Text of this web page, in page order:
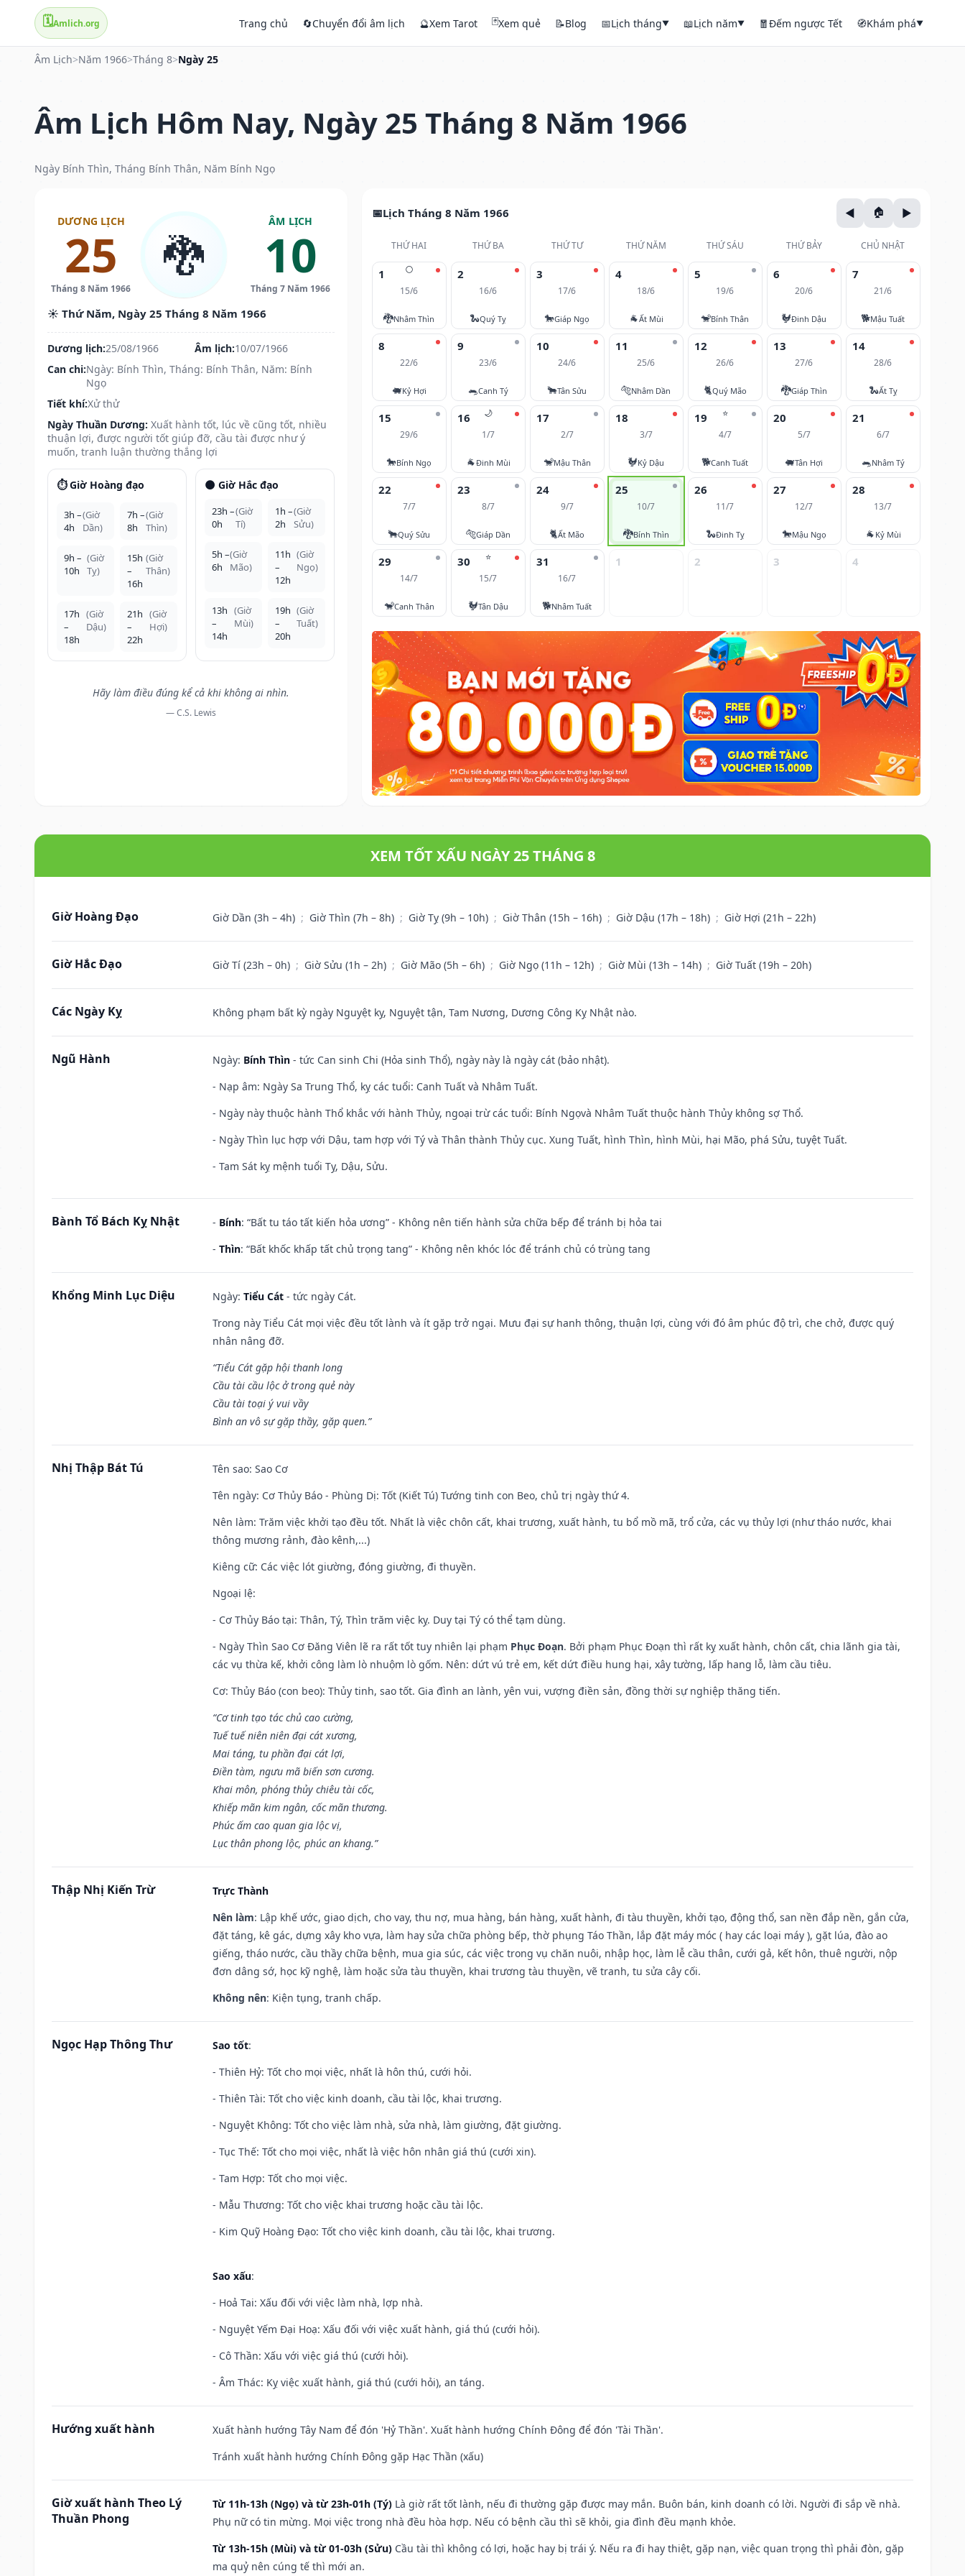
🗓️Amlich.org Trang chủ 🔄Chuyển đổi âm lịch 🔮Xem Tarot 🃏Xem quẻ 📝Blog 📅Lịch tháng▼ 📖Lịch năm▼ 🧧Đếm ngược Tết 🧭Khám phá▼
Âm Lịch>Năm 1966>Tháng 8>Ngày 25
Âm Lịch Hôm Nay, Ngày 25 Tháng 8 Năm 1966
Ngày Bính Thìn, Tháng Bính Thân, Năm Bính Ngọ
DƯƠNG LỊCH
25
Tháng 8 Năm 1966
🐉
ÂM LỊCH
10
Tháng 7 Năm 1966
☀️ Thứ Năm, Ngày 25 Tháng 8 Năm 1966
Dương lịch:25/08/1966 Âm lịch:10/07/1966
Can chi:Ngày: Bính Thìn, Tháng: Bính Thân, Năm: Bính
Ngọ
Tiết khí:Xử thử
Ngày Thuần Dương: Xuất hành tốt, lúc về cũng tốt, nhiều
thuận lợi, được người tốt giúp đỡ, cầu tài được như ý
muốn, tranh luận thường thắng lợi
⏱️ Giờ Hoàng đạo
3h –
4h
(Giờ
Dần)
7h –
8h
(Giờ
Thìn)
9h –
10h
(Giờ
Tỵ)
15h
–
16h
(Giờ
Thân)
17h
–
18h
(Giờ
Dậu)
21h
–
22h
(Giờ
Hợi)
🌑 Giờ Hắc đạo
23h –
0h
(Giờ
Tí)
1h –
2h
(Giờ
Sửu)
5h –
6h
(Giờ
Mão)
11h
–
12h
(Giờ
Ngọ)
13h
–
14h
(Giờ
Mùi)
19h
–
20h
(Giờ
Tuất)
Hãy làm điều đúng kể cả khi không ai nhìn.
— C.S. Lewis
Lịch Tháng 8 Năm 1966
THỨ HAI THỨ BA THỨ TƯ THỨ NĂM THỨ SÁU THỨ BẢY
CHỦ NHẬT
🌕
1
15/6
🐉Nhâm Thìn
2
16/6
🐍Quý Tỵ
3
17/6
🐎Giáp Ngọ
4
18/6
🐐Ất Mùi
5
19/6
🐒Bính Thân
6
20/6
🐓Đinh Dậu
7
21/6
🐕Mậu Tuất
8
22/6
🐖Kỷ Hợi
9
23/6
🐀Canh Tý
10
24/6
🐂Tân Sửu
11
25/6
🐅Nhâm Dần
12
26/6
🐈Quý Mão
13
27/6
🐉Giáp Thìn
14
28/6
🐍Ất Tỵ
15
29/6
🐎Bính Ngọ
🌙
16
1/7
🐐Đinh Mùi
17
2/7
🐒Mậu Thân
18
3/7
🐓Kỷ Dậu
⭐
19
4/7
🐕Canh Tuất
20
5/7
🐖Tân Hợi
21
6/7
🐀Nhâm Tý
22
7/7
🐂Quý Sửu
23
8/7
🐅Giáp Dần
24
9/7
🐈Ất Mão
25
10/7
🐉Bính Thìn
26
11/7
🐍Đinh Tỵ
27
12/7
🐎Mậu Ngọ
28
13/7
🐐 Kỷ Mùi
29
14/7
🐒Canh Thân
⭐
30
15/7
🐓Tân Dậu
31
16/7
🐕Nhâm Tuất
1 2 3 4
XEM TỐT XẤU NGÀY 25 THÁNG 8
Giờ Hoàng Đạo Giờ Dần (3h – 4h) ; Giờ Thìn (7h – 8h) ; Giờ Tỵ (9h – 10h) ; Giờ Thân (15h – 16h) ; Giờ Dậu (17h – 18h) ; Giờ Hợi (21h – 22h)
Giờ Hắc Đạo Giờ Tí (23h – 0h) ; Giờ Sửu (1h – 2h) ; Giờ Mão (5h – 6h) ; Giờ Ngọ (11h – 12h) ; Giờ Mùi (13h – 14h) ; Giờ Tuất (19h – 20h)
Các Ngày Kỵ Không phạm bất kỳ ngày Nguyệt kỵ, Nguyệt tận, Tam Nương, Dương Công Kỵ Nhật nào.
Ngũ Hành Ngày: Bính Thìn - tức Can sinh Chi (Hỏa sinh Thổ), ngày này là ngày cát (bảo nhật).
- Nạp âm: Ngày Sa Trung Thổ, kỵ các tuổi: Canh Tuất và Nhâm Tuất.
- Ngày này thuộc hành Thổ khắc với hành Thủy, ngoại trừ các tuổi: Bính Ngọvà Nhâm Tuất thuộc hành Thủy không sợ Thổ.
- Ngày Thìn lục hợp với Dậu, tam hợp với Tý và Thân thành Thủy cục. Xung Tuất, hình Thìn, hình Mùi, hại Mão, phá Sửu, tuyệt Tuất.
- Tam Sát kỵ mệnh tuổi Tỵ, Dậu, Sửu.
Bành Tổ Bách Kỵ Nhật - Bính: “Bất tu táo tất kiến hỏa ương” - Không nên tiến hành sửa chữa bếp để tránh bị hỏa tai
- Thìn: “Bất khốc khấp tất chủ trọng tang” - Không nên khóc lóc để tránh chủ có trùng tang
Khổng Minh Lục Diệu Ngày: Tiểu Cát - tức ngày Cát.
Trong này Tiểu Cát mọi việc đều tốt lành và ít gặp trở ngại. Mưu đại sự hanh thông, thuận lợi, cùng với đó âm phúc độ trì, che chở, được quý
nhân nâng đỡ.
“Tiểu Cát gặp hội thanh long
Cầu tài cầu lộc ở trong quẻ này
Cầu tài toại ý vui vầy
Bình an vô sự gặp thầy, gặp quen.”
Nhị Thập Bát Tú Tên sao: Sao Cơ
Tên ngày: Cơ Thủy Báo - Phùng Dị: Tốt (Kiết Tú) Tướng tinh con Beo, chủ trị ngày thứ 4.
Nên làm: Trăm việc khởi tạo đều tốt. Nhất là việc chôn cất, khai trương, xuất hành, tu bổ mồ mã, trổ cửa, các vụ thủy lợi (như tháo nước, khai
thông mương rảnh, đào kênh,...)
Kiêng cữ: Các việc lót giường, đóng giường, đi thuyền.
Ngoại lệ:
- Cơ Thủy Báo tại: Thân, Tý, Thìn trăm việc kỵ. Duy tại Tý có thể tạm dùng.
- Ngày Thìn Sao Cơ Đăng Viên lẽ ra rất tốt tuy nhiên lại phạm Phục Đoạn. Bởi phạm Phục Đoạn thì rất kỵ xuất hành, chôn cất, chia lãnh gia tài,
các vụ thừa kế, khởi công làm lò nhuộm lò gốm. Nên: dứt vú trẻ em, kết dứt điều hung hại, xây tường, lấp hang lỗ, làm cầu tiêu.
Cơ: Thủy Báo (con beo): Thủy tinh, sao tốt. Gia đình an lành, yên vui, vượng điền sản, đồng thời sự nghiệp thăng tiến.
“Cơ tinh tạo tác chủ cao cường,
Tuế tuế niên niên đại cát xương,
Mai táng, tu phần đại cát lợi,
Điền tàm, ngưu mã biến sơn cương.
Khai môn, phóng thủy chiêu tài cốc,
Khiếp mãn kim ngân, cốc mãn thương.
Phúc ấm cao quan gia lộc vị,
Lục thân phong lộc, phúc an khang.”
Thập Nhị Kiến Trừ
Trực Thành
Nên làm: Lập khế ước, giao dịch, cho vay, thu nợ, mua hàng, bán hàng, xuất hành, đi tàu thuyền, khởi tạo, động thổ, san nền đắp nền, gắn cửa,
đặt táng, kê gác, dựng xây kho vựa, làm hay sửa chữa phòng bếp, thờ phụng Táo Thần, lắp đặt máy móc ( hay các loại máy ), gặt lúa, đào ao
giếng, tháo nước, cầu thầy chữa bệnh, mua gia súc, các việc trong vụ chăn nuôi, nhập học, làm lễ cầu thân, cưới gả, kết hôn, thuê người, nộp
đơn dâng sớ, học kỹ nghệ, làm hoặc sửa tàu thuyền, khai trương tàu thuyền, vẽ tranh, tu sửa cây cối.
Không nên: Kiện tụng, tranh chấp.
Ngọc Hạp Thông Thư Sao tốt:
- Thiên Hỷ: Tốt cho mọi việc, nhất là hôn thú, cưới hỏi.
- Thiên Tài: Tốt cho việc kinh doanh, cầu tài lộc, khai trương.
- Nguyệt Không: Tốt cho việc làm nhà, sửa nhà, làm giường, đặt giường.
- Tục Thế: Tốt cho mọi việc, nhất là việc hôn nhân giá thú (cưới xin).
- Tam Hợp: Tốt cho mọi việc.
- Mẫu Thương: Tốt cho việc khai trương hoặc cầu tài lộc.
- Kim Quỹ Hoàng Đạo: Tốt cho việc kinh doanh, cầu tài lộc, khai trương.
Sao xấu:
- Hoả Tai: Xấu đối với việc làm nhà, lợp nhà.
- Nguyệt Yếm Đại Hoạ: Xấu đối với việc xuất hành, giá thú (cưới hỏi).
- Cô Thần: Xấu với việc giá thú (cưới hỏi).
- Âm Thác: Kỵ việc xuất hành, giá thú (cưới hỏi), an táng.
Hướng xuất hành
Xuất hành hướng Tây Nam để đón 'Hỷ Thần'. Xuất hành hướng Chính Đông để đón 'Tài Thần'.
Tránh xuất hành hướng Chính Đông gặp Hạc Thần (xấu)
Giờ xuất hành Theo Lý
Thuần Phong
Từ 11h-13h (Ngọ) và từ 23h-01h (Tý) Là giờ rất tốt lành, nếu đi thường gặp được may mắn. Buôn bán, kinh doanh có lời. Người đi sắp về nhà.
Phụ nữ có tin mừng. Mọi việc trong nhà đều hòa hợp. Nếu có bệnh cầu thì sẽ khỏi, gia đình đều mạnh khỏe.
Từ 13h-15h (Mùi) và từ 01-03h (Sửu) Cầu tài thì không có lợi, hoặc hay bị trái ý. Nếu ra đi hay thiệt, gặp nạn, việc quan trọng thì phải đòn, gặp
ma quỷ nên cúng tế thì mới an.